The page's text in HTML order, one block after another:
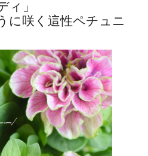
ィ」
に咲く這性ペチュニ